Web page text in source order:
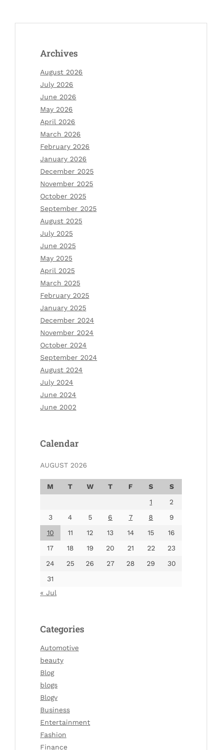
Archives
August 2026
July 2026
June 2026
May 2026
April 2026
March 2026
February 2026
January 2026
December 2025
November 2025
October 2025
September 2025
August 2025
July 2025
June 2025
May 2025
April 2025
March 2025
February 2025
January 2025
December 2024
November 2024
October 2024
September 2024
August 2024
July 2024
June 2024
June 2002
Calendar
AUGUST 2026
M T W T F S
S
1
2
3
4 5 6 7 8
9
10
11 12 13 14 15
16
17
18 19 20 21 22
23
24
25 26 27 28 29
30
31
« Jul
Categories
Automotive
beauty
Blog
blogs
Blogv
Business
Entertainment
Fashion
Finance